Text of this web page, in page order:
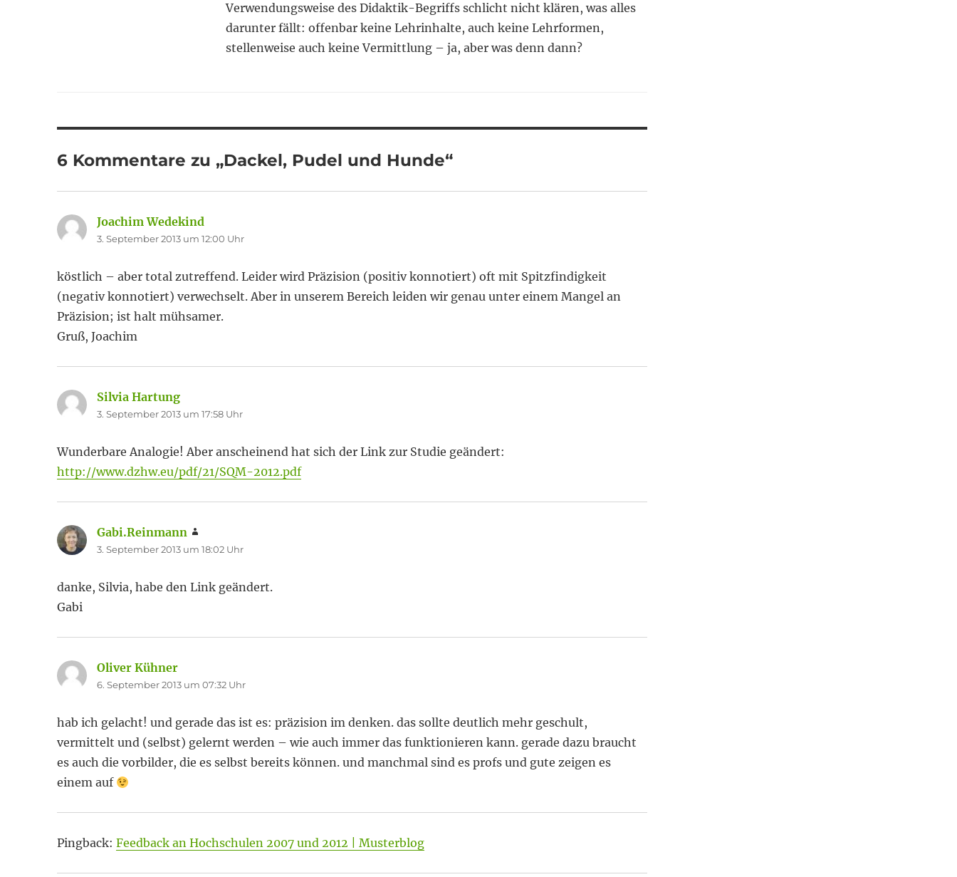
Verwendungsweise des Didaktik-Begriffs schlicht nicht klären, was alles
darunter fällt: offenbar keine Lehrinhalte, auch keine Lehrformen,
stellenweise auch keine Vermittlung – ja, aber was denn dann?
6 Kommentare zu „Dackel, Pudel und Hunde“
Joachim Wedekind
3. September 2013 um 12:00 Uhr
köstlich – aber total zutreffend. Leider wird Präzision (positiv konnotiert) oft mit Spitzfindigkeit
(negativ konnotiert) verwechselt. Aber in unserem Bereich leiden wir genau unter einem Mangel an
Präzision; ist halt mühsamer.
Gruß, Joachim
Silvia Hartung
3. September 2013 um 17:58 Uhr
Wunderbare Analogie! Aber anscheinend hat sich der Link zur Studie geändert:
http://www.dzhw.eu/pdf/21/SQM-2012.pdf
Gabi.Reinmann
3. September 2013 um 18:02 Uhr
danke, Silvia, habe den Link geändert.
Gabi
Oliver Kühner
6. September 2013 um 07:32 Uhr
hab ich gelacht! und gerade das ist es: präzision im denken. das sollte deutlich mehr geschult,
vermittelt und (selbst) gelernt werden – wie auch immer das funktionieren kann. gerade dazu braucht
es auch die vorbilder, die es selbst bereits können. und manchmal sind es profs und gute zeigen es
einem auf
Pingback:Feedback an Hochschulen 2007 und 2012 | Musterblog